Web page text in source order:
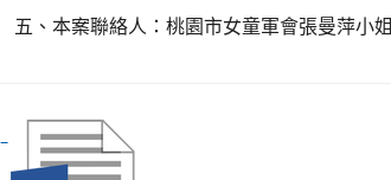
五、本案聯絡人：桃園市女童軍會張曼萍小姐